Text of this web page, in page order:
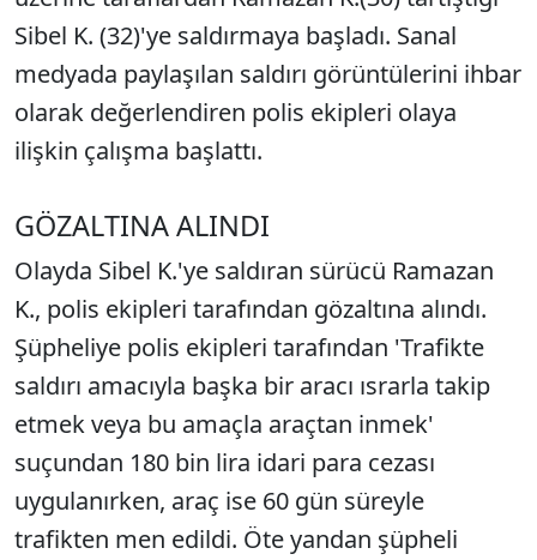
Sibel K. (32)'ye saldırmaya başladı. Sanal
medyada paylaşılan saldırı görüntülerini ihbar
olarak değerlendiren polis ekipleri olaya
ilişkin çalışma başlattı.
GÖZALTINA ALINDI
Olayda Sibel K.'ye saldıran sürücü Ramazan
K., polis ekipleri tarafından gözaltına alındı.
Şüpheliye polis ekipleri tarafından 'Trafikte
saldırı amacıyla başka bir aracı ısrarla takip
etmek veya bu amaçla araçtan inmek'
suçundan 180 bin lira idari para cezası
uygulanırken, araç ise 60 gün süreyle
trafikten men edildi. Öte yandan şüpheli